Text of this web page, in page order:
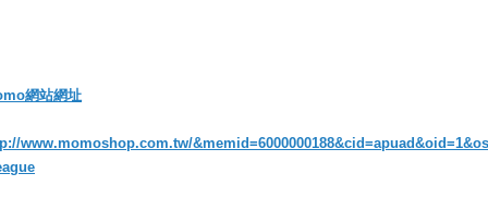
網站網址
www.momoshop.com.tw/